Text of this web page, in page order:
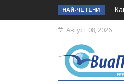
НАЙ-ЧЕТЕНИ
Август 08, 2026